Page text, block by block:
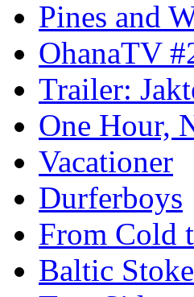
Pines and
OhanaTV
Trailer:
One Hour,
Vacationer
Durferboys
From Cold
Baltic Stoke